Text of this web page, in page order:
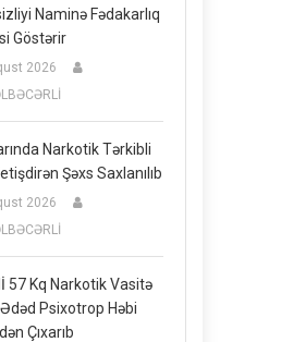
Naminə Fədakarlıq
Göstərir
2026
Narkotik Tərkibli
Şəxs Saxlanılıb
2026
57 Kq Narkotik Vasitə
Psixotrop Həbi
Çıxarıb